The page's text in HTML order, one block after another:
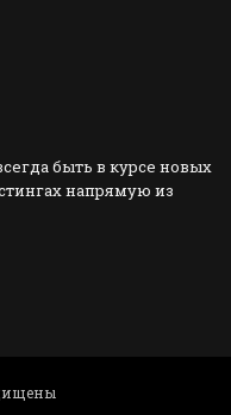
быть в курсе новых
напрямую из